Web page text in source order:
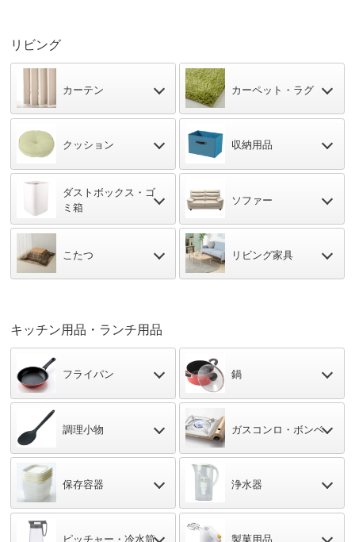
リビング
カーテン カーペット・ラグ
クッション 収納用品
ダストボックス・ ゴ
ミ箱
ソファー
こたつ リビング家具
キッチン用品・ランチ用品
フライパン 鍋
調理小物 ガスコンロ・ ボンベ
保存容器 浄水器
ピッチャー・冷水筒 製菓用品